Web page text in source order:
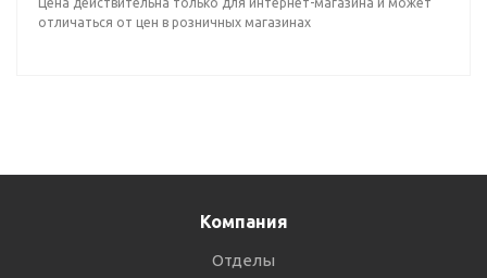
отличаться от цен в розничных магазинах
Компания
Отделы